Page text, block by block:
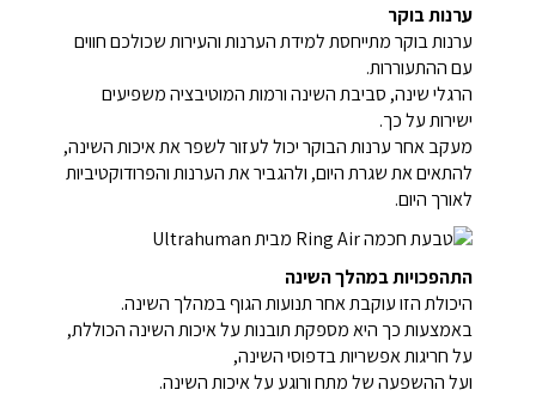
ערנות בוקר
ערנות בוקר מתייחסת למידת הערנות והעירות שכולכם חווים
עם ההתעוררות.
הרגלי שינה, סביבת השינה ורמות המוטיבציה משפיעים
ישירות על כך.
מעקב אחר ערנות הבוקר יכול לעזור לשפר את איכות השינה,
להתאים את שגרת היום, ולהגביר את הערנות והפרודוקטיביות
לאורך היום.
התהפכויות במהלך השינה
היכולת הזו עוקבת אחר תנועות הגוף במהלך השינה.
באמצעות כך היא מספקת תובנות על איכות השינה הכוללת,
על חריגות אפשריות בדפוסי השינה,
ועל ההשפעה של מתח ורוגע על איכות השינה.